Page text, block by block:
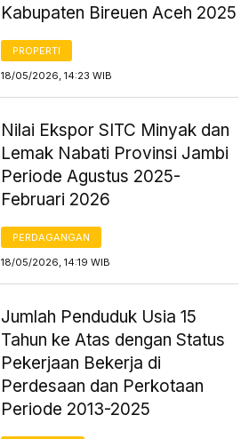
Kabupaten Bireuen Aceh 2025
PROPERTI
18/05/2026, 14:23 WIB
Nilai Ekspor SITC Minyak dan
Lemak Nabati Provinsi Jambi
Periode Agustus 2025-
Februari 2026
PERDAGANGAN
18/05/2026, 14:19 WIB
Jumlah Penduduk Usia 15
Tahun ke Atas dengan Status
Pekerjaan Bekerja di
Perdesaan dan Perkotaan
Periode 2013-2025